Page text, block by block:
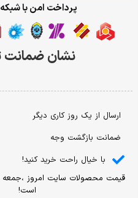
پرداخت امن با
نشان ضمانت
ارسال از یک روز کاری دیگر
ضمانت بازگشت وجه
با خیال راحت خرید کنید!
است!